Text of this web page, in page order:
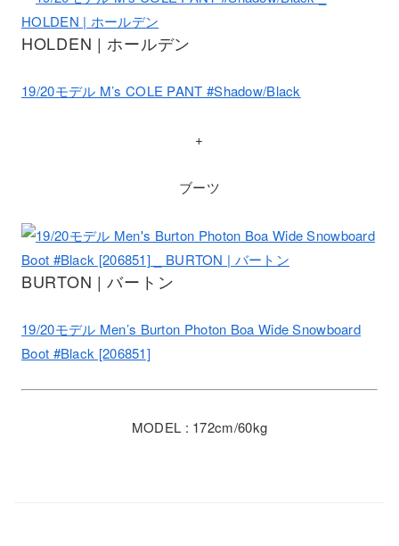
HOLDEN | ホールデン
19/20モデル M’s COLE PANT #Shadow/Black
+
ブーツ
BURTON | バートン
19/20モデル Men’s Burton Photon Boa Wide Snowboard
Boot #Black [206851]
MODEL : 172cm/60kg